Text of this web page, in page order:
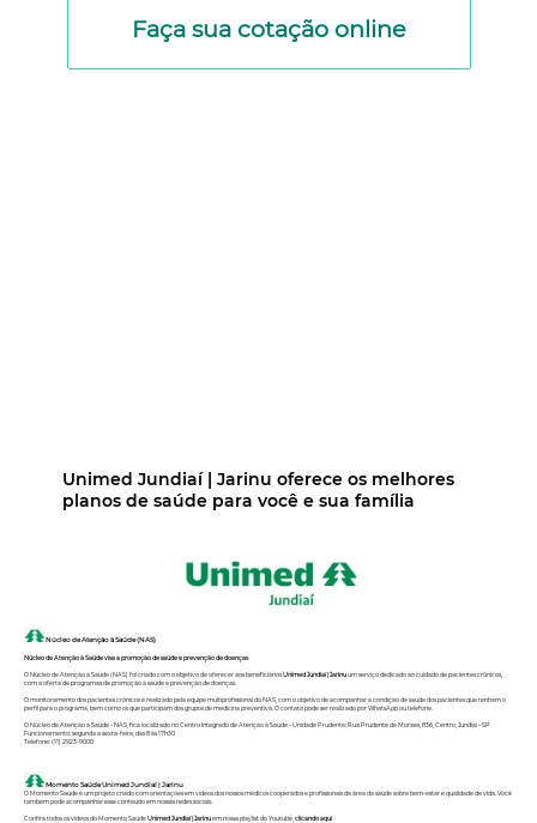
Faça sua cotação online
Núcleo de Atenção à Saúde (NAS)
Núcleo de Atenção à Saúde visa a promoção de saúde e prevenção de doenças
O Núcleo de Atenção à Saúde (NAS) foi criado com o objetivo de oferecer aos beneficiáriosUnimed Jundiaí | Jarinuum serviço dedicado ao cuidado de pacientes crônicos,
com a oferta de programas de promoção à saúde e prevenção de doenças.
O monitoramento dos pacientes crônicos é realizado pela equipe multiprofissional do NAS, com o objetivo de acompanhar a condição de saúde dos pacientes que tenham o
perfil para o programa, bem como os que participam dos grupos de medicina preventiva. O contato pode ser realizado por WhatsApp ou telefone.
O Núcleo de Atenção à Saúde – NAS, fica localizado no Centro Integrado de Atenção à Saúde – Unidade Prudente: Rua Prudente de Moraes, 836, Centro, Jundiaí – SP.
Funcionamento: segunda a sexta-feira, das 8 às 17h30
Telefone: (11) 2923-9000
Momento Saúde Unimed Jundiaí | Jarinu
O Momento Saúde é um projeto criado com orientações em vídeos dos nossos médicos cooperados e profissionais da área da saúde sobre bem-estar e qualidade de vida. Você
também pode acompanhar esse conteúdo em nossas redes sociais.
Confira todos os vídeos do Momento SaúdeUnimed Jundiaí | Jarinuem nossa playlist do Youtube, clicando aqui
Unimed Jundiaí | Jarinu oferece os melhores
planos de saúde para você e sua família